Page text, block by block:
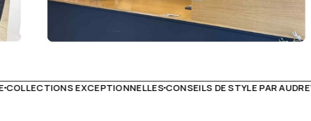
CONSEILS DE STYLE PAR AUDREY B LIVRAISON PARTOUT EN